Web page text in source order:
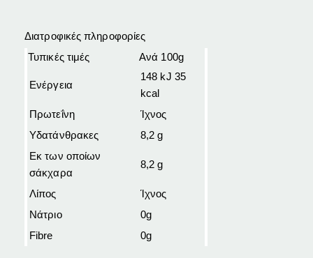
Διατροφικές πληροφορίες
Τυπικές τιμές
Ανά 100g
Ενέργεια
148 kJ 35
kcal
Πρωτεΐνη
Ίχνος
Υδατάνθρακες
8,2 g
Εκ των οποίων
σάκχαρα
8,2 g
Λίπος
Ίχνος
Νάτριο
0g
Fibre
0g